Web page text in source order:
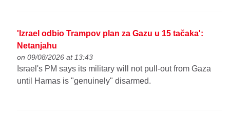
'Izrael odbio Trampov plan za Gazu u 15 tačaka':
Netanjahu
on 09/08/2026 at 13:43
Israel's PM says its military will not pull-out from Gaza
until Hamas is "genuinely" disarmed.